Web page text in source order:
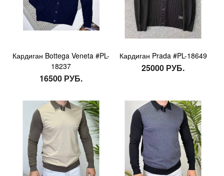
Кардиган Bottega Veneta #PL-
18237
16500 РУБ.
Кардиган Prada #PL-18649
25000 РУБ.